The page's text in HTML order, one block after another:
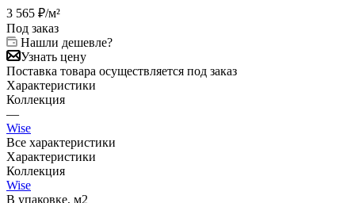
3 565 ₽/м²
Под заказ
Нашли дешевле?
Узнать цену
Поставка товара осуществляется под заказ
Характеристики
Коллекция
—
Wise
Все характеристики
Характеристики
Коллекция
Wise
В упаковке, м2